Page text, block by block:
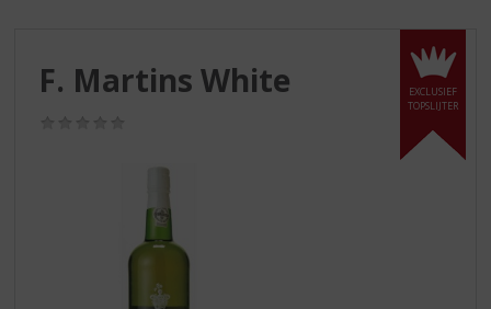
EXCLUSIEF
TOPSLIJTER
F. Martins White